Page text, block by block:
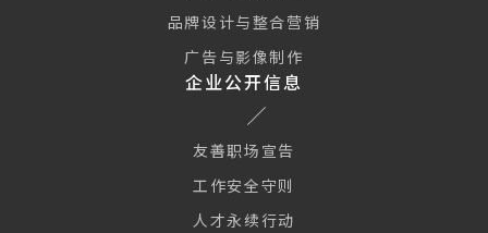
品牌设计与整合营销
广告与影像制作
企业公开信息
友善职场宣告
工作安全守则
人才永续行动